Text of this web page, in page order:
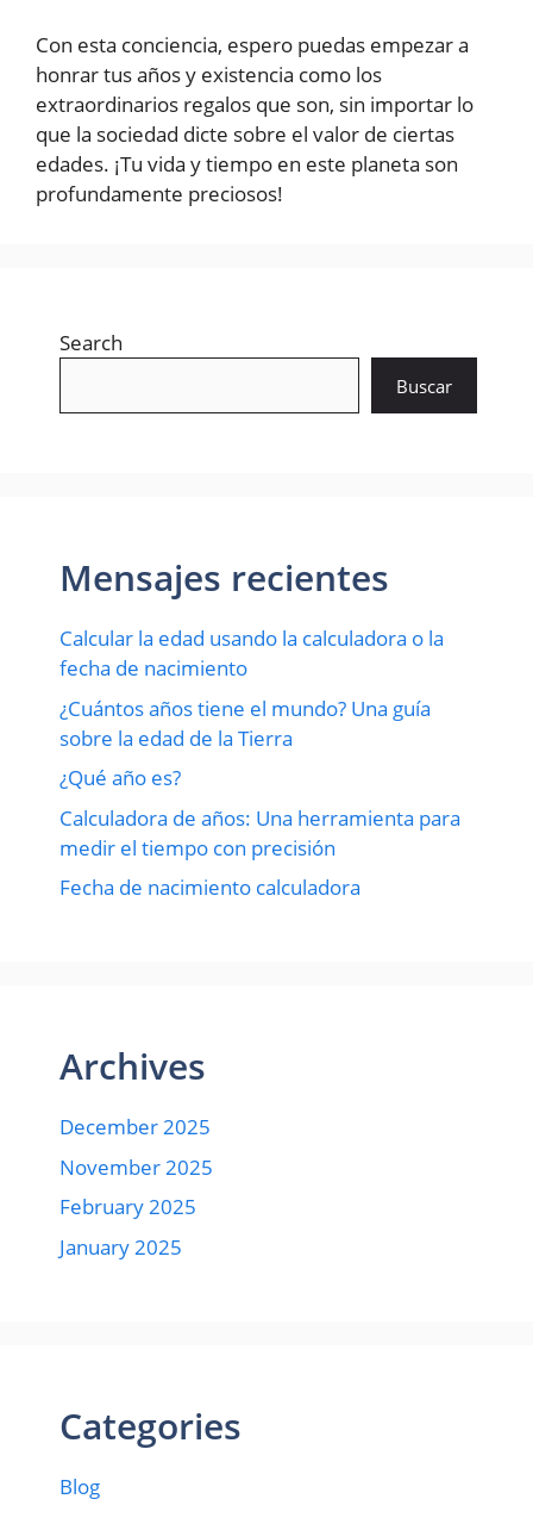
Con esta conciencia, espero puedas empezar a
honrar tus años y existencia como los
extraordinarios regalos que son, sin importar lo
que la sociedad dicte sobre el valor de ciertas
edades. ¡Tu vida y tiempo en este planeta son
profundamente preciosos!
Search
Buscar
Mensajes recientes
Calcular la edad usando la calculadora o la
fecha de nacimiento
¿Cuántos años tiene el mundo? Una guía
sobre la edad de la Tierra
¿Qué año es?
Calculadora de años: Una herramienta para
medir el tiempo con precisión
Fecha de nacimiento calculadora
Archives
December 2025
November 2025
February 2025
January 2025
Categories
Blog